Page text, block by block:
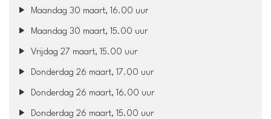
Maandag 30 maart, 16.00 uur
Maandag 30 maart, 15.00 uur
Vrijdag 27 maart, 15.00 uur
Donderdag 26 maart, 17.00 uur
Donderdag 26 maart, 16.00 uur
Donderdag 26 maart, 15.00 uur